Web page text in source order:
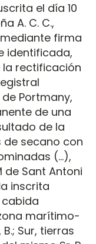
el día 10
A. C. C.,
firma
identificada,
rectificación
Portmany,
de una
de la
secano con
(…),
de Sant Antoni
inscrita
cabida
marítimo-
Sur, tierras